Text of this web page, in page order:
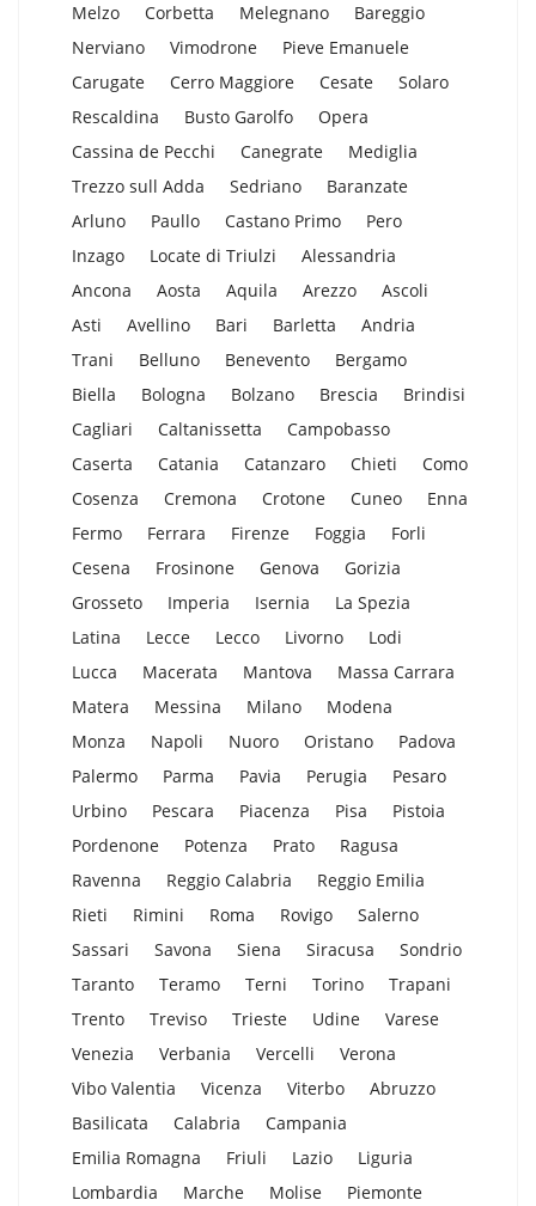
Melzo
Corbetta Melegnano
Bareggio
Nerviano
Vimodrone
Pieve Emanuele
Carugate
Cerro Maggiore Cesate
Solaro
Rescaldina
Busto Garolfo
Opera
Cassina de Pecchi
Canegrate
Mediglia
Trezzo sull Adda
Sedriano
Baranzate
Arluno
Paullo Castano Primo
Pero
Inzago
Locate di Triulzi
Alessandria
Ancona
Aosta Aquila Arezzo
Ascoli
Asti
Avellino Bari Barletta
Andria
Trani
Belluno Benevento
Bergamo
Biella
Bologna Bolzano Brescia
Brindisi
Cagliari
Caltanissetta
Campobasso
Caserta
Catania Catanzaro Chieti
Como
Cosenza
Cremona Crotone Cuneo
Enna
Fermo
Ferrara Firenze Foggia
Forli
Cesena
Frosinone Genova
Gorizia
Grosseto
Imperia Isernia
La Spezia
Latina
Lecce Lecco Livorno
Lodi
Lucca
Macerata Mantova
Massa Carrara
Matera
Messina Milano
Modena
Monza
Napoli Nuoro Oristano
Padova
Palermo
Parma Pavia Perugia
Pesaro
Urbino
Pescara Piacenza Pisa
Pistoia
Pordenone
Potenza Prato
Ragusa
Ravenna
Reggio Calabria
Reggio Emilia
Rieti
Rimini Roma Rovigo
Salerno
Sassari
Savona Siena Siracusa
Sondrio
Taranto
Teramo Terni Torino
Trapani
Trento
Treviso Trieste Udine
Varese
Venezia
Verbania Vercelli
Verona
Vibo Valentia
Vicenza Viterbo
Abruzzo
Basilicata
Calabria
Campania
Emilia Romagna
Friuli Lazio
Liguria
Lombardia
Marche Molise
Piemonte